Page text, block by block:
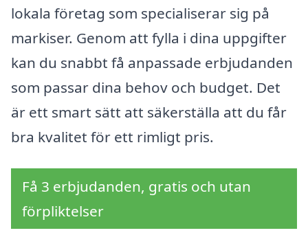
lokala företag som specialiserar sig på
markiser. Genom att fylla i dina uppgifter
kan du snabbt få anpassade erbjudanden
som passar dina behov och budget. Det
är ett smart sätt att säkerställa att du får
bra kvalitet för ett rimligt pris.
Få 3 erbjudanden, gratis och utan
förpliktelser